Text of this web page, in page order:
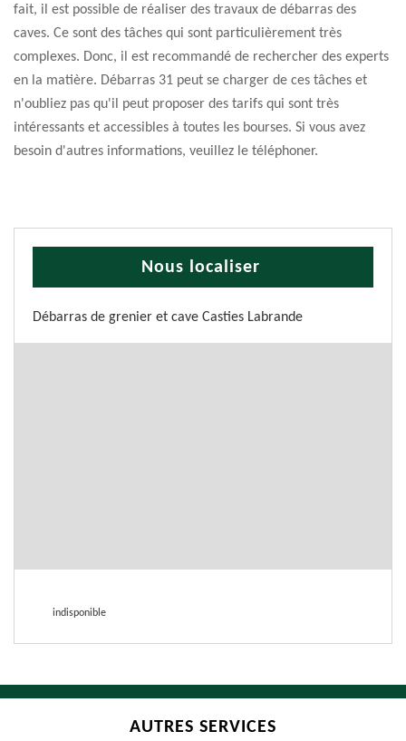
fait, il est possible de réaliser des travaux de débarras des
caves. Ce sont des tâches qui sont particulièrement très
complexes. Donc, il est recommandé de rechercher des experts
en la matière. Débarras 31 peut se charger de ces tâches et
n'oubliez pas qu'il peut proposer des tarifs qui sont très
intéressants et accessibles à toutes les bourses. Si vous avez
besoin d'autres informations, veuillez le téléphoner.
Nous localiser
Débarras de grenier et cave Casties Labrande
indisponible
AUTRES SERVICES